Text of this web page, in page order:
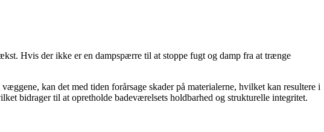
Hvis der ikke er en dampspærre til at stoppe fugt og damp fra at trænge
kan det med tiden forårsage skader på materialerne, hvilket kan resultere i
bidrager til at opretholde badeværelsets holdbarhed og strukturelle integritet.